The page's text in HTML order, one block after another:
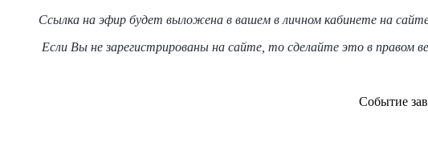
Ссылка на эфир будет выложена в вашем в личном кабинете на
Если Вы не зарегистрированы на сайте, то сделайте это в правом
Событие